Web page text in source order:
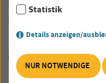
16.01.2026
Statistik
Details anzeigen/
NUR NOTWENDIGE